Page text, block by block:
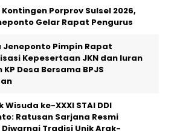
Porprov Sulsel 2026,
Gelar Rapat Pengurus
Jeneponto Pimpin Rapat
Kepesertaan JKN dan Iuran
Desa Bersama BPJS
Wisuda ke-XXXI STAI DDI
Ratusan Sarjana Resmi
Tradisi Unik Arak-